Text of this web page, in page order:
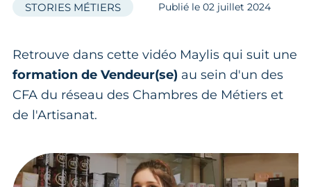
STORIES MÉTIERS Publié le 02 juillet 2024
Retrouve dans cette vidéo Maylis qui suit une
formation de Vendeur(se) au sein d'un des
CFA du réseau des Chambres de Métiers et
de l'Artisanat.